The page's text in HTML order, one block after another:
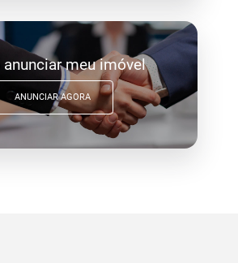
anunciar meu imóvel
ANUNCIAR AGORA